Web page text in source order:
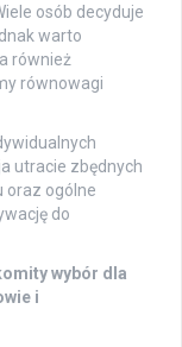
osób decyduje
warto
również
równowagi
utracie zbędnych
oraz ogólne
do
wybór dla
i